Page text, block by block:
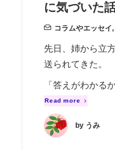
に気づいた
コラムやエッセイ,
先日、姉から立
送られてきた。
「答えがわかる
Read more
by うみ